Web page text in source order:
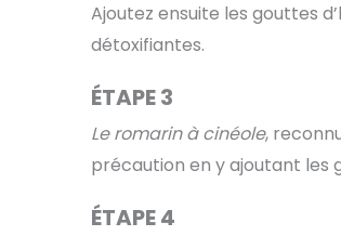
Ajoutez ensuite les gouttes
détoxifiantes.
ÉTAPE 3
Le romarin à cinéole,
précaution en y ajoutant les
ÉTAPE 4